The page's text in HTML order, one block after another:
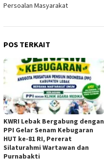
Persoalan Masyarakat
POS TERKAIT
KWRI Lebak Bergabung dengan
PPI Gelar Senam Kebugaran
HUT ke-81 RI, Pererat
Silaturahmi Wartawan dan
Purnabakti